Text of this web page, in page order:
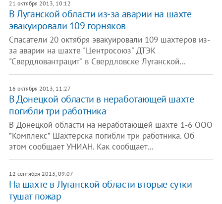
21 октября 2013, 10:12
В Луганской области из-за аварии на шахте
эвакуировали 109 горняков
Спасатели 20 октября эвакуировали 109 шахтеров из-
за аварии на шахте "Центросоюз" ДТЭК
"Свердловантрацит" в Свердловске Луганской…
16 октября 2013, 11:27
В Донецкой области в неработающей шахте
погибли три работника
В Донецкой области на неработающей шахте 1-6 ООО
”Комплекс” Шахтерска погибли три работника. Об
этом сообщает УНИАН. Как сообщает…
12 сентября 2013, 09:07
На шахте в Луганской области вторые сутки
тушат пожар